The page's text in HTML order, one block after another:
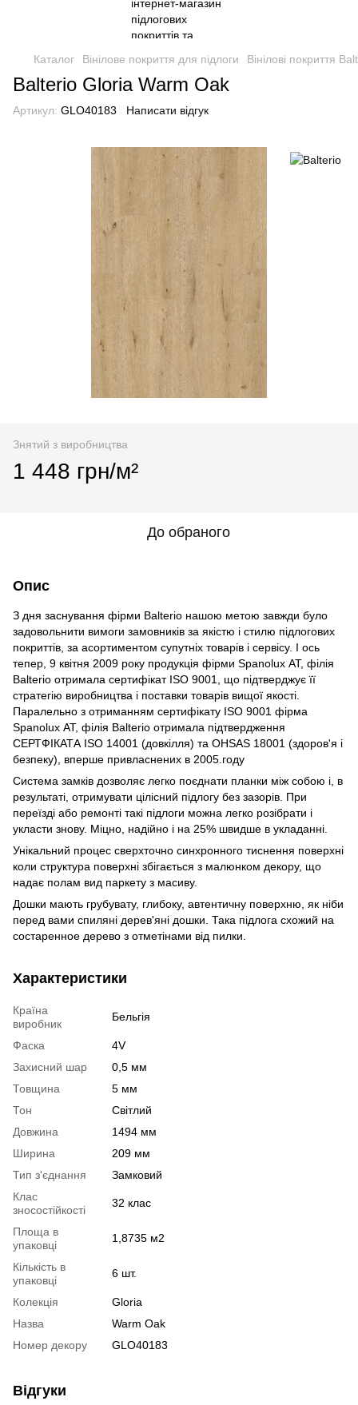
Каталог Вінілове покриття для підлоги Вінілові покриття
Balterio Gloria Warm Oak
Артикул: GLO40183 Написати відгук
Знятий з виробництва
1 448 грн/м²
До обраного
Опис
З дня заснування фірми Balterio нашою метою завжди було
задовольнити вимоги замовників за якістю і стилю підлогових
покриттів, за асортиментом супутніх товарів і сервісу. І ось
тепер, 9 квітня 2009 року продукція фірми Spanolux АТ, філія
Balterio отримала сертифікат ISO 9001, що підтверджує її
стратегію виробництва і поставки товарів вищої якості.
Паралельно з отриманням сертифікату ISO 9001 фірма
Spanolux АТ, філія Balterio отримала підтвердження
СЕРТФІКАТА ISO 14001 (довкілля) та OHSAS 18001 (здоров'я і
безпеку), вперше привласнених в 2005.году
Система замків дозволяє легко поєднати планки між собою і, в
результаті, отримувати цілісний підлогу без зазорів. При
переїзді або ремонті такі підлоги можна легко розібрати і
укласти знову. Міцно, надійно і на 25% швидше в укладанні.
Унікальний процес сверхточно синхронного тиснення поверхні
коли структура поверхні збігається з малюнком декору, що
надає полам вид паркету з масиву.
Дошки мають грубувату, глибоку, автентичну поверхню, як ніби
перед вами спиляні дерев'яні дошки. Така підлога схожий на
состаренное дерево з отметінами від пилки.
Характеристики
Країна
виробник
Бельгія
Фаска
4V
Захисний шар
0,5 мм
Товщина
5 мм
Тон
Світлий
Довжина
1494 мм
Ширина
209 мм
Тип з'єднання
Замковий
Клас
зносостійкості
32 клас
Площа в
упаковці
1,8735 м2
Кількість в
упаковці
6 шт.
Колекція
Gloria
Назва
Warm Oak
Номер декору
GLO40183
Відгуки